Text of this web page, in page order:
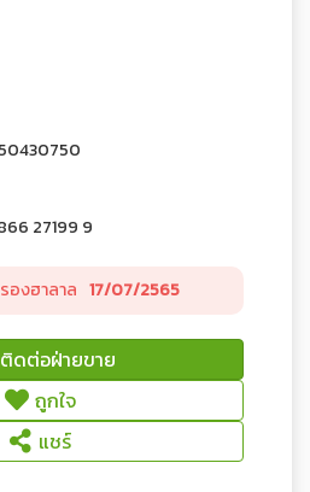
27199 9
องฮาลาล 17/07/2565
ติดต่อฝ่ายขาย
ถูกใจ
แชร์